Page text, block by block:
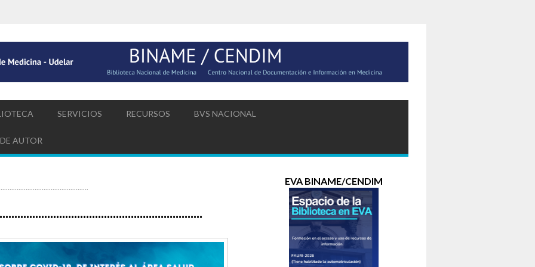
SERVICIOS RECURSOS BVS NACIONAL
AUTOR
EVA BINAME/CENDIM